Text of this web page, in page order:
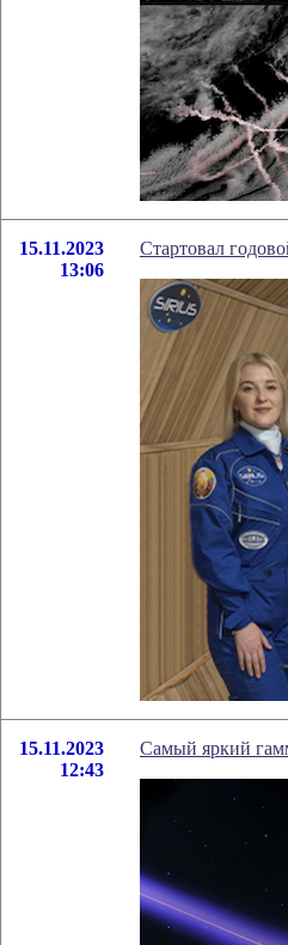
15.11.2023
13:06
Стартовал
15.11.2023
12:43
Самый яркий